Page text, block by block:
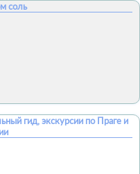
соль
гид, экскурсии по Праге и